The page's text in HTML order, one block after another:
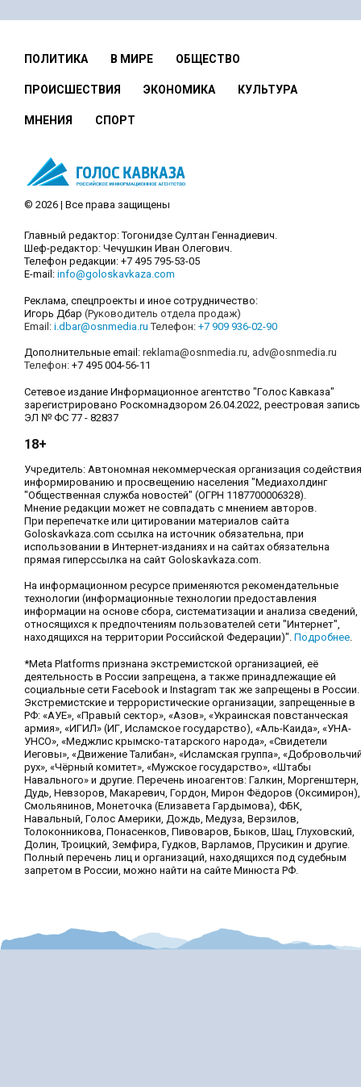
ПОЛИТИКА В МИРЕ ОБЩЕСТВО
ПРОИСШЕСТВИЯ ЭКОНОМИКА КУЛЬТУРА
МНЕНИЯ СПОРТ
© 2026 | Все права защищены
Главный редактор: Тогонидзе Султан Геннадиевич.
Шеф-редактор: Чечушкин Иван Олегович.
Телефон редакции: +7 495 795-53-05
E-mail: info@goloskavkaza.com
Реклама, спецпроекты и иное сотрудничество:
Игорь Дбар (Руководитель отдела продаж)
Email: i.dbar@osnmedia.ru Телефон: +7 909 936-02-90
Дополнительные email: reklama@osnmedia.ru, adv@osnmedia.ru
Телефон: +7 495 004-56-11
Сетевое издание Информационное агентство "Голос Кавказа"
зарегистрировано Роскомнадзором 26.04.2022, реестровая запись
ЭЛ № ФС 77 - 82837
18+
Учредитель: Автономная некоммерческая организация содействия
информированию и просвещению населения "Медиахолдинг
"Общественная служба новостей" (ОГРН 1187700006328).
Мнение редакции может не совпадать с мнением авторов.
При перепечатке или цитировании материалов сайта
Goloskavkaza.com ссылка на источник обязательна, при
использовании в Интернет-изданиях и на сайтах обязательна
прямая гиперссылка на сайт Goloskavkaza.com.
На информационном ресурсе применяются рекомендательные
технологии (информационные технологии предоставления
информации на основе сбора, систематизации и анализа сведений,
относящихся к предпочтениям пользователей сети "Интернет",
находящихся на территории Российской Федерации)". Подробнее.
*Meta Platforms признана экстремистской организацией, её
деятельность в России запрещена, а также принадлежащие ей
социальные сети Facebook и Instagram так же запрещены в России.
Экстремистские и террористические организации, запрещенные в
РФ: «АУЕ», «Правый сектор», «Азов», «Украинская повстанческая
армия», «ИГИЛ» (ИГ, Исламское государство), «Аль-Каида», «УНА-
УНСО», «Меджлис крымско-татарского народа», «Свидетели
Иеговы», «Движение Талибан», «Исламская группа»,
рух», «Чёрный комитет», «Мужское государство», «Штабы
Навального» и другие. Перечень иноагентов: Галкин, Моргенштерн,
Дудь, Невзоров, Макаревич, Гордон, Мирон Фёдоров (Оксимирон),
Смольянинов, Монеточка (Елизавета Гардымова), ФБК,
Навальный, Голос Америки, Дождь, Медуза, Верзилов,
Толоконникова, Понасенков, Пивоваров, Быков, Шац, Глуховский,
Долин, Троицкий, Земфира, Гудков, Варламов, Прусикин и другие.
Полный перечень лиц и организаций, находящихся под судебным
запретом в России, можно найти на сайте Минюста РФ.